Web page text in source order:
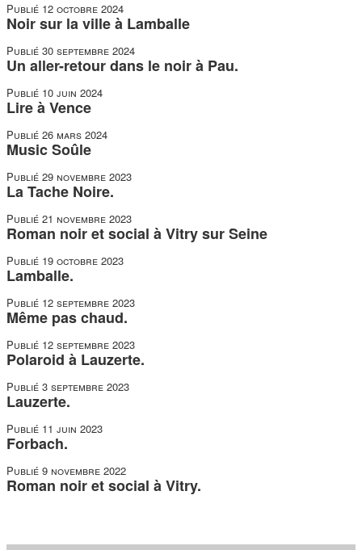
Publié 12 octobre 2024
Noir sur la ville à Lamballe
Publié 30 septembre 2024
Un aller-retour dans le noir à Pau.
Publié 10 juin 2024
Lire à Vence
Publié 26 mars 2024
Music Soûle
Publié 29 novembre 2023
La Tache Noire.
Publié 21 novembre 2023
Roman noir et social à Vitry sur Seine
Publié 19 octobre 2023
Lamballe.
Publié 12 septembre 2023
Même pas chaud.
Publié 12 septembre 2023
Polaroid à Lauzerte.
Publié 3 septembre 2023
Lauzerte.
Publié 11 juin 2023
Forbach.
Publié 9 novembre 2022
Roman noir et social à Vitry.